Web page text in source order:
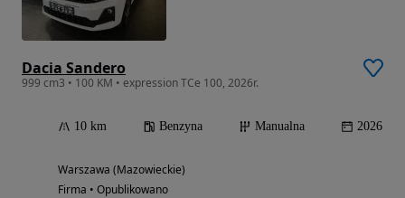
Dacia Sandero
999 cm3 • 100 KM • expression TCe 100, 2026r.
10 km Benzyna Manualna 2026
Warszawa (Mazowieckie)
Firma • Opublikowano